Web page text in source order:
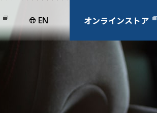
EN オンラインストア